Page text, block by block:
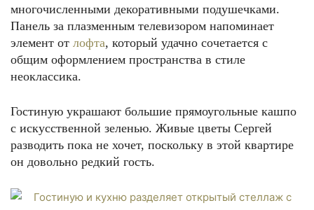
многочисленными декоративными подушечками.
Панель за плазменным телевизором напоминает
элемент от лофта, который удачно сочетается с
общим оформлением пространства в стиле
неоклассика.
Гостиную украшают большие прямоугольные кашпо
с искусственной зеленью. Живые цветы Сергей
разводить пока не хочет, поскольку в этой квартире
он довольно редкий гость.